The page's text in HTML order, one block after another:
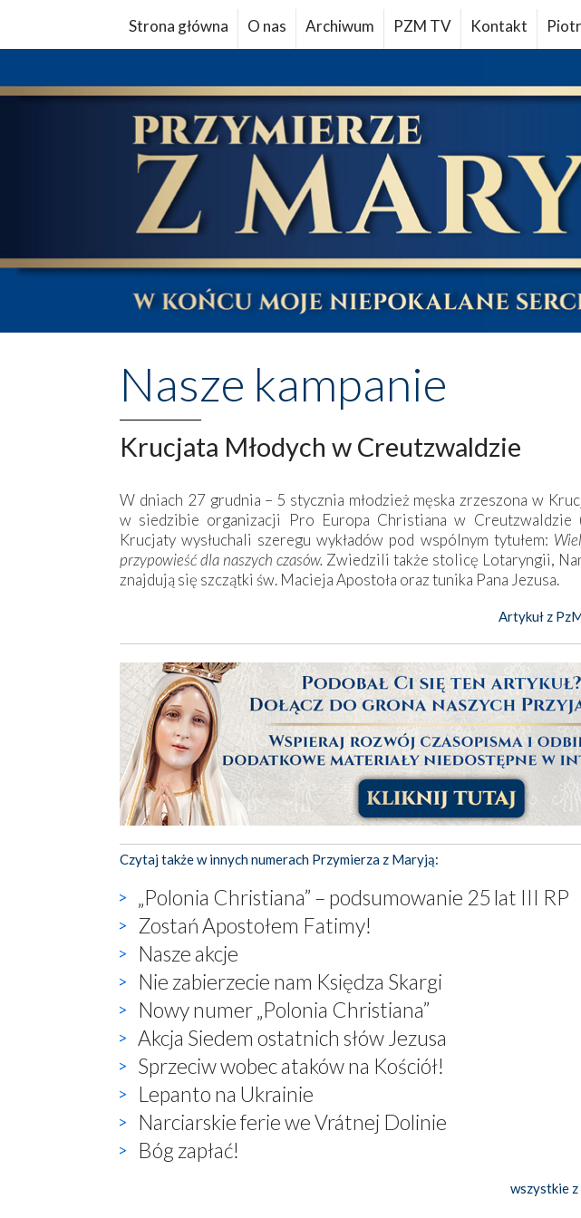
Strona główna O nas Archiwum PZM TV Kontakt
Nasze kampanie
Krucjata Młodych w Creutzwaldzie
W dniach 27 grudnia – 5 stycznia młodzież męska zrzeszona w
w siedzibie organizacji Pro Europa Christiana w Creutzwaldzie
Krucjaty wysłuchali szeregu wykładów pod wspólnym tytułem:
przypowieść dla naszych czasów. Zwiedzili także stolicę Lotaryngii,
znajdują się szczątki św. Macieja Apostoła oraz tunika Pana Jezusa.
Artykuł z
Czytaj także w innych numerach Przymierza z Maryją:
„Polonia Christiana” – podsumowanie 25 lat III RP
Zostań Apostołem Fatimy!
Nasze akcje
Nie zabierzecie nam Księdza Skargi
Nowy numer „Polonia Christiana”
Akcja Siedem ostatnich słów Jezusa
Sprzeciw wobec ataków na Kościół!
Lepanto na Ukrainie
Narciarskie ferie we Vrátnej Dolinie
Bóg zapłać!
wszystkie z